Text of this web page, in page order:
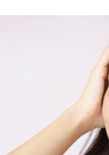
トリート
仕上がり
い原因...
トリートメン
大きく変わり
の塗り...
髪のくす
へ！2026
めく...
2026春のトレ
すみカラーで
く...
2026年の
新トレン
ル...
2026年のショ
ルでエアリー
解...
美容室に
い？髪質
時こそ...
しばらく美容
ろそろ髪型を
思って...
ヘッドス
らないと
ヘッドスパは
血行を促進し
効果が...
さろめ
髪を育て
い方と生
本ケア
髪をきれいに
ムを増やす前
頭皮の...
発酵エキ
何がいい
のシャ...
スキンケアで
ンプーにも広
などの...
ミニマリ
少ないア
しい美...
「たくさんの
に、実際に使
ものばか...
針で小顔
の効果と
のポイント
フェイスライ
いうお悩みを
しょう...
化粧ノリ
毛」。4つ
める前...
顔の産毛をカ
で抜くなど、
感じて...
2026年運
イドを公
と...
最近、なんと
気がすると悩
じつは...
急に小じ
と種類の
できる...
ふと鏡を見て
人の手な
果。オー
魅力と、...
痩身エステと